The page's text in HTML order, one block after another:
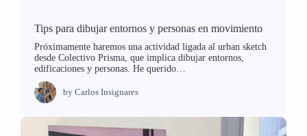
Tips para dibujar entornos y personas en movimiento
Próximamente haremos una actividad ligada al urban sketch
desde Colectivo Prisma, que implica dibujar entornos,
edificaciones y personas. He querido…
by Carlos Insignares